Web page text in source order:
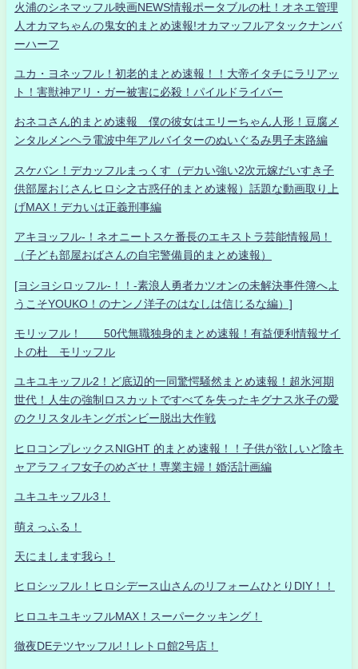
火浦のシネマッフル映画NEWS情報ポータブルの杜！オネエ管理
人オカマちゃんの鬼女的まとめ速報!オカマッフルアタックナンバ
ーハーフ
ユカ・ヨネッフル！初老的まとめ速報！！大帝イタチにラリアッ
ト！害獣神アリ・ガー被害に必殺！パイルドライバー
おネコさん的まとめ速報 僕の彼女はエリーちゃん人形！豆腐メ
ンタルメンヘラ電波中年アルバイターのぬいぐるみ男子末路編
スケバン！デカッフルまっくす（デカい強い2次元嫁だいすき子
供部屋おじさんヒロシ之古惑仔的まとめ速報）話題な動画取り上
げMAX！デカいは正義刑事編
アキヨッフル-！ネオニートスケ番長のエキストラ芸能情報局！
（子ども部屋おばさんの自宅警備員的まとめ速報）
[ヨシヨシロッフル-！！-素浪人勇者カツオンの未解決事件簿へよ
うこそYOUKO！のナンノ洋子のはなしは信じるな編）]
モリッフル！ 50代無職独身的まとめ速報！有益便利情報サイ
トの杜 モリッフル
ユキユキッフル2！ど底辺的一同驚愕騒然まとめ速報！超氷河期
世代！人生の強制ロスカットですべてを失ったキグナス氷子の愛
のクリスタルキングボンビー脱出大作戦
ヒロコンプレックスNIGHT 的まとめ速報！！子供が欲しいど陰キ
ャアラフィフ女子のめざせ！専業主婦！婚活計画編
ユキユキッフル3！
萌えっふる！
天にまします我ら！
ヒロシッフル！ヒロシデース山さんのリフォームひとりDIY！！
ヒロユキユキッフルMAX！スーパークッキング！
徹夜DEテツヤッフル!！レトロ館2号店！